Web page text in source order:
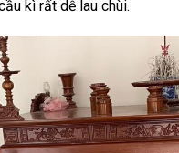
kì rất dễ lau chùi.